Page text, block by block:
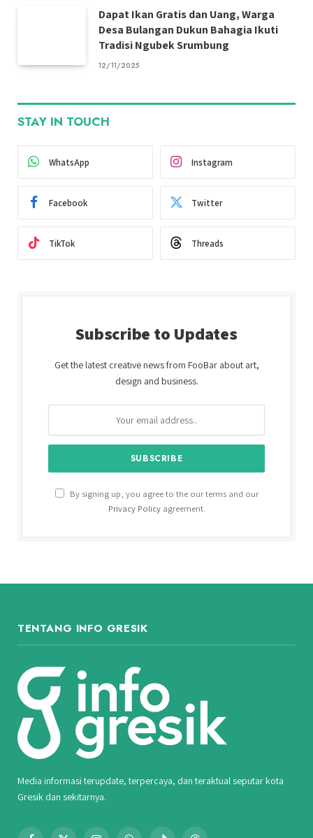
Dapat Ikan Gratis dan Uang, Warga
Desa Bulangan Dukun Bahagia Ikuti
Tradisi Ngubek Srumbung
12/11/2025
STAY IN TOUCH
WhatsApp Instagram
Facebook Twitter
TikTok Threads
Subscribe to Updates
Get the latest creative news from FooBar about art,
design and business.
By signing up, you agree to the our terms and our
Privacy Policyagreement.
TENTANG INFO GRESIK
Media informasi terupdate, terpercaya, dan teraktual seputar kota
Gresik dan sekitarnya.